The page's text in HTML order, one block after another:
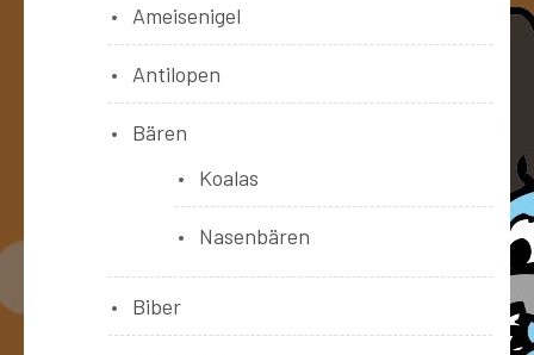
Ameisenigel
Antilopen
Bären
Koalas
Nasenbären
Biber